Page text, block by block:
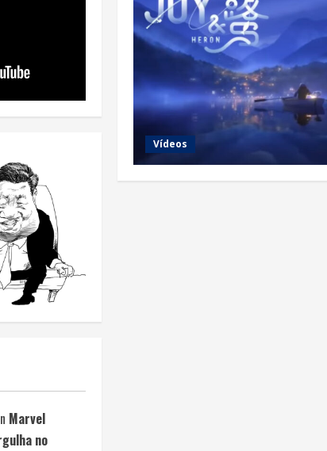
Vídeos
Marvel
no